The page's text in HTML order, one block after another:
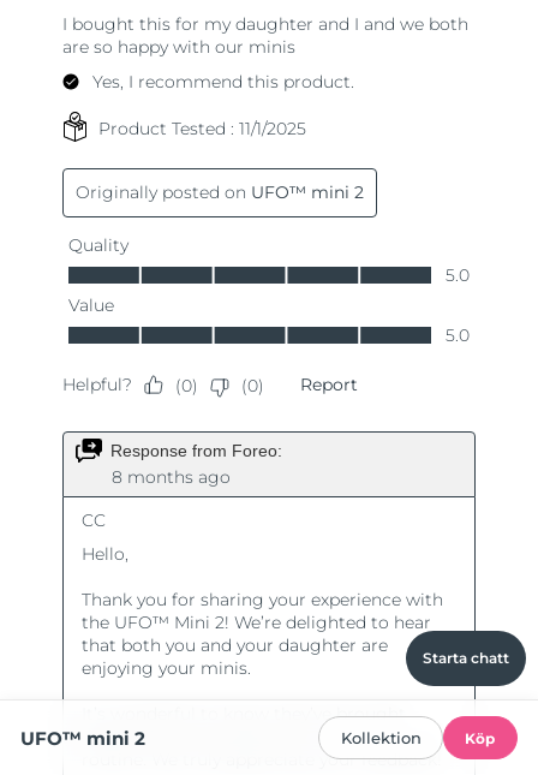
Starta chatt
UFO™ mini 2 Kollektion Köp